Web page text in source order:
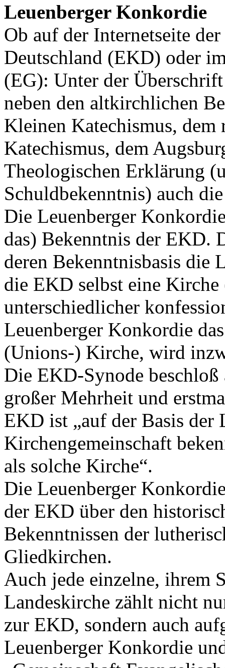
Leuenberger Konkordie
Ob auf der Internetseite
Deutschland (EKD) oder
(EG): Unter der
neben den altkirchlichen
Kleinen Katechismus,
Katechismus, dem
Theologischen Erklärung
Schuldbekenntnis) auch
Die Leuenberger
das) Bekenntnis der EKD.
deren Bekenntnisbasis die
die EKD selbst eine
unterschiedlicher
Leuenberger Konkordie
(Unions-) Kirche, wird
Die EKD-Synode
großer Mehrheit und
EKD ist „auf der Basis der
Kirchengemeinschaft
als solche Kirche“.
Die Leuenberger
der EKD über den
Bekenntnissen der
Gliedkirchen.
Auch jede einzelne, ihrem
Landeskirche zählt nicht
zur EKD, sondern auch
Leuenberger Konkordie